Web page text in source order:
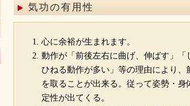
気功の有用性
心に余裕が生まれます。
動作が「前後左右に曲げ、伸ばす」
ひねる動作が多い」等の理由により
を取ることが出来る。従って姿勢・
定性が出てくる。